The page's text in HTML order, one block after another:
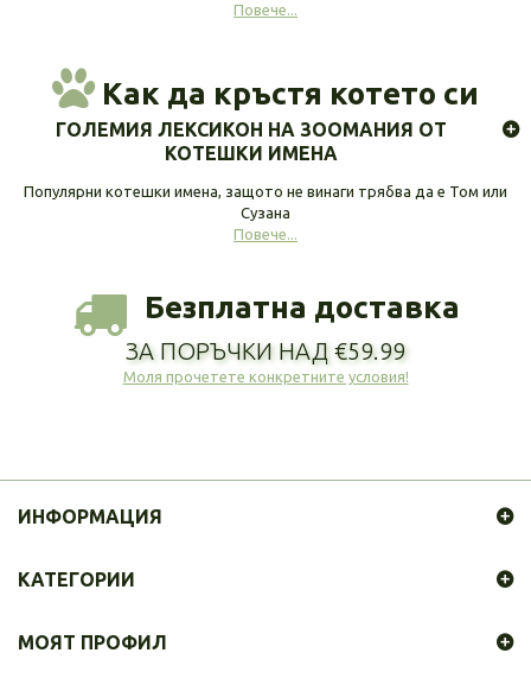
Повече...
Как да кръстя котето си
ГОЛЕМИЯ ЛЕКСИКОН НА ЗООМАНИЯ ОТ
КОТЕШКИ ИМЕНА
Популярни котешки имена, защото не винаги трябва да е Том или
Сузана
Повече...
Безплатна доставка
ЗА ПОРЪЧКИ НАД €59.99
Моля прочетете конкретните условия!
ИНФОРМАЦИЯ
КАТЕГОРИИ
МОЯТ ПРОФИЛ